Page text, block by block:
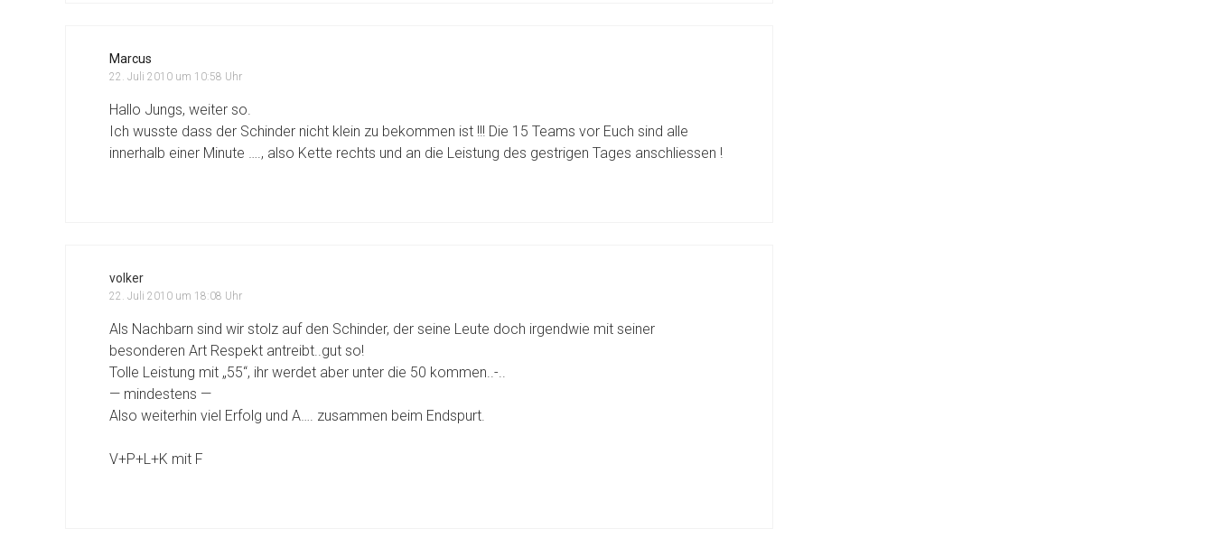
Marcus
22. Juli 2010 um 10:58 Uhr
Hallo Jungs, weiter so.
Ich wusste dass der Schinder nicht klein zu bekommen ist !!! Die 15 Teams vor Euch sind alle
innerhalb einer Minute …., also Kette rechts und an die Leistung des gestrigen Tages anschliessen !
volker
22. Juli 2010 um 18:08 Uhr
Als Nachbarn sind wir stolz auf den Schinder, der seine Leute doch irgendwie mit seiner
besonderen Art Respekt antreibt..gut so!
Tolle Leistung mit „55“, ihr werdet aber unter die 50 kommen..-..
— mindestens —
Also weiterhin viel Erfolg und A…. zusammen beim Endspurt.
V+P+L+K mit F